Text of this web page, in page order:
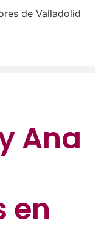
de Valladolid
Ana
en